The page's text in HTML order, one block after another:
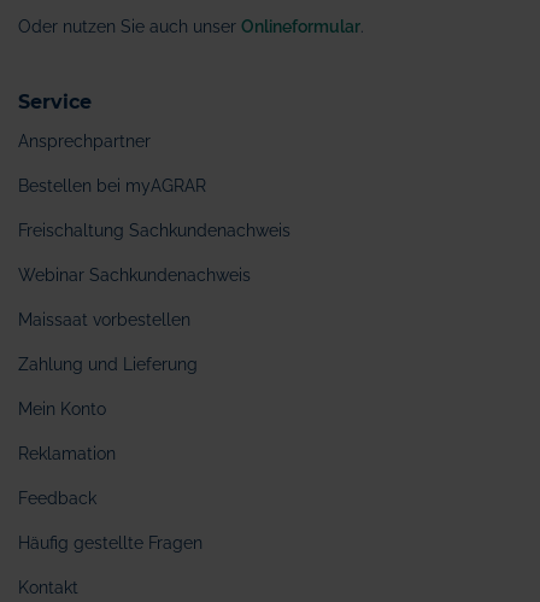
Oder nutzen Sie auch unser Onlineformular
Service
Ansprechpartner
Bestellen bei myAGRAR
Freischaltung Sachkundenachweis
Webinar Sachkundenachweis
Maissaat vorbestellen
Zahlung und Lieferung
Mein Konto
Reklamation
Feedback
Häufig gestellte Fragen
Kontakt